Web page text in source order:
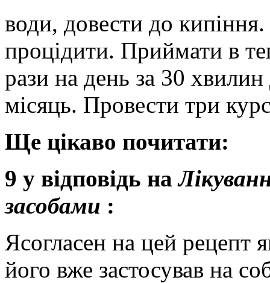
води, довести до
процідити. Приймати в
рази на день за 30
місяць. Провести три
Ще цікаво почитати:
9 у відповідь на
засобами :
Ясогласен на цей рецепт
його вже застосував на